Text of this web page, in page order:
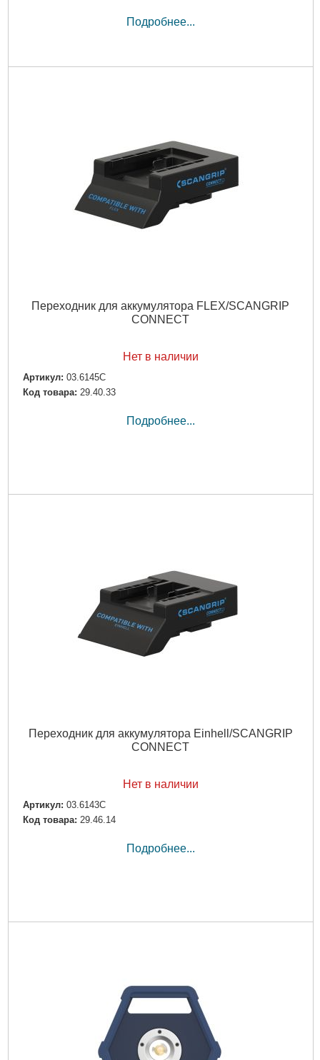
Подробнее...
Переходник для аккумулятора FLEX/SCANGRIP
CONNECT
Нет в наличии
Артикул: 03.6145C
Код товара: 29.40.33
Подробнее...
Переходник для аккумулятора Einhell/SCANGRIP
CONNECT
Нет в наличии
Артикул: 03.6143C
Код товара: 29.46.14
Подробнее...